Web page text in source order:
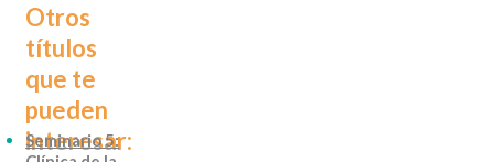
Otros
títulos
que te
pueden
interesar:
Seminario 5: